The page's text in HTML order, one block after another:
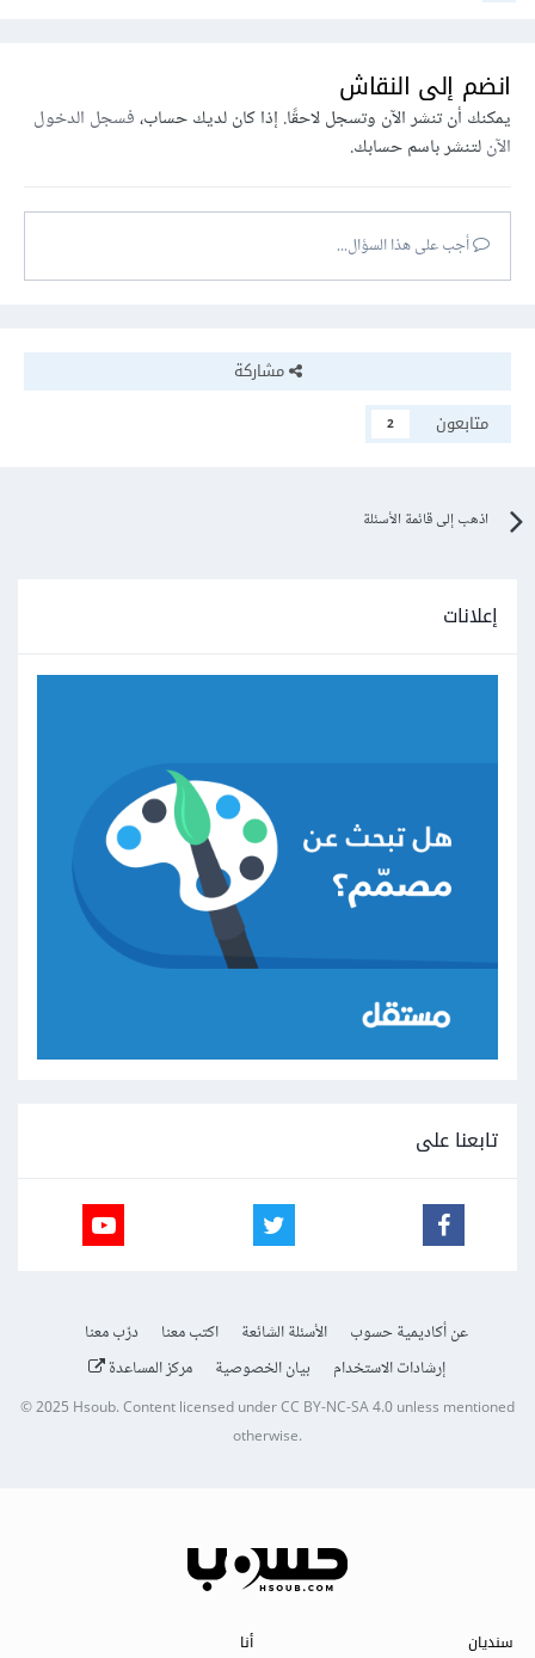
تتغير بتغير الدخل. و لذلك جاء اسمها كذلك، فهي تقوم بالتركيز على
جزء من الدخل أكثر من غيره.
فهي تحتاج إلى معرفة بالكثير من أساسيات التعلم العميق حتى يمكن
فهمها، خاصة أن النسخة التي شرحتها هي النسخة الأساسية فقط، و
انضم إلى النقاش
يمكنك أن تنشر الآن وتسجل لاحقًا. إذا كان لديك حساب،فسجل الدخول
الآنلتنشر باسم حسابك.
أجب على هذا السؤال...
مشاركة
متابعون
2
اذهب إلى قائمة الأسئلة
إعلانات
تابعنا على
عن أكاديمية حسوب الأسئلة الشائعة اكتب معنا
درّب معنا
إرشادات الاستخدام
بيان الخصوصية مركز المساعدة
© 2025Hsoub.Content licensed underCC BY-NC-SA 4.0unless mentioned
otherwise.